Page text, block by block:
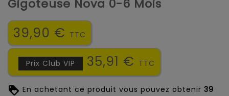
Gigoteuse Nova 0-6 Mois
39,90 € TTC
Prix Club VIP 35,91 € TTC
En achetant ce produit vous pouvez obtenir 39